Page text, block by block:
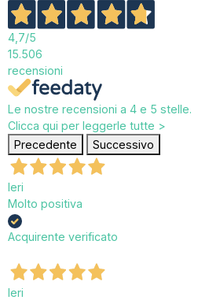
4,7/5
15.506
recensioni
Le nostre recensioni a 4 e 5 stelle.
Clicca qui per leggerle tutte >
Precedente
Successivo
Ieri
Molto positiva
Acquirente verificato
Ieri